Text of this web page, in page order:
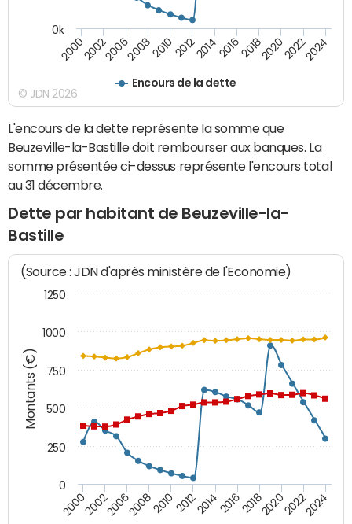
Encours de la dette
200020022006200820102012201420162018202020222024
0k
© JDN 2026
L'encours de la dette représente la somme que
Beuzeville-la-Bastille doit rembourser aux banques. La
somme présentée ci-dessus représente l'encours total
au 31 décembre.
Dette par habitant de Beuzeville-la-
Bastille
Montants (€)
(Source : JDN d'après ministère de l'Economie)
200020022006200820102012201420162018202020222024
0
250
500
750
1000
1250